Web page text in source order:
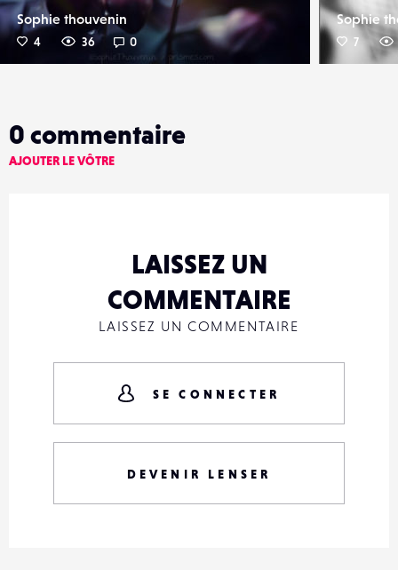
Sophie thouvenin
4 36 0
Sophie
7
0 commentaire
AJOUTER LE VÔTRE
LAISSEZ UN
COMMENTAIRE
LAISSEZ UN COMMENTAIRE
SE CONNECTER
DEVENIR LENSER